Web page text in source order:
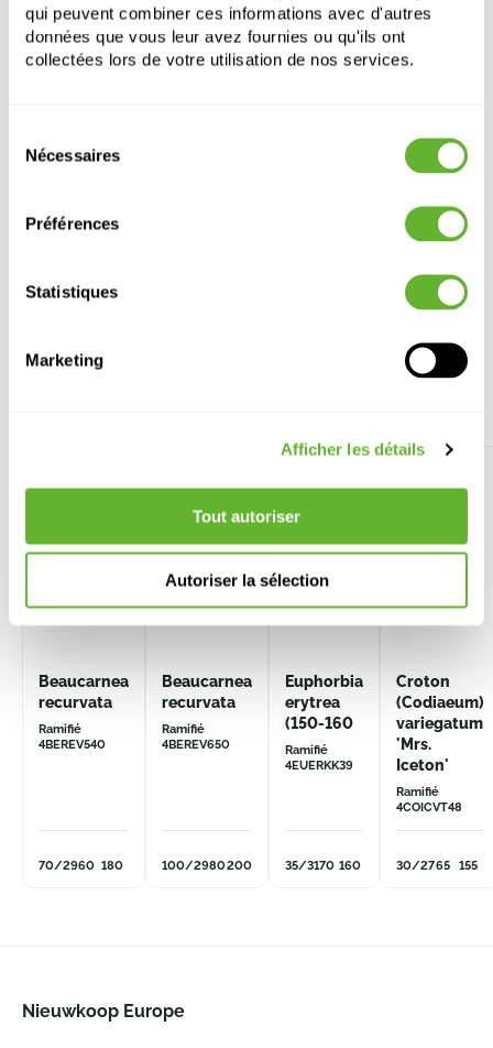
qui peuvent combiner ces informations avec d'autres
données que vous leur avez fournies ou qu'ils ont
collectées lors de votre utilisation de nos services.
Nécessaires
Préférences
Statistiques
Marketing
Afficher les détails
Tout autoriser
Autoriser la sélection
Beaucarnea recurvata
Pot:
55/29
Beaucarnea
recurvata
Ramifié
4BEREV540
70/2960 180
Beaucarnea
recurvata
Ramifié
4BEREV650
100/2980200
Euphorbia
erytrea
(150-160
Ramifié
4EUERKK39
35/3170 160
Croton
(Codiaeum)
variegatum
'Mrs.
Iceton'
Ramifié
4COICVT48
30/2765 155
Nieuwkoop Europe